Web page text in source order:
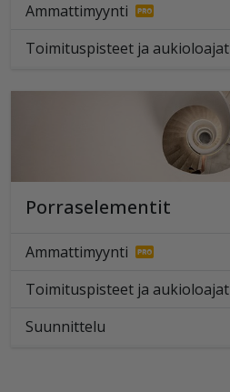
Ammattimyynti
Toimituspisteet ja aukioloajat
Porraselementit
Ammattimyynti
Toimituspisteet ja aukioloajat
Suunnittelu